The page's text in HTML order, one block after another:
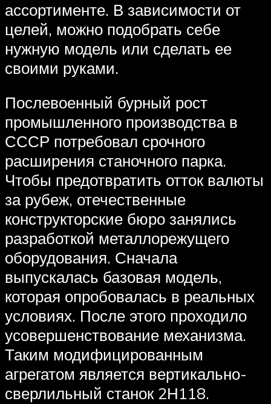
ассортименте. В зависимости от
целей, можно подобрать себе
нужную модель или сделать ее
своими руками.
Послевоенный бурный рост
промышленного производства в
СССР потребовал срочного
расширения станочного парка.
Чтобы предотвратить отток валюты
за рубеж, отечественные
конструкторские бюро занялись
разработкой металлорежущего
оборудования. Сначала
выпускалась базовая модель,
которая опробовалась в реальных
условиях. После этого проходило
усовершенствование механизма.
Таким модифицированным
агрегатом является вертикально-
сверлильный станок 2Н118.